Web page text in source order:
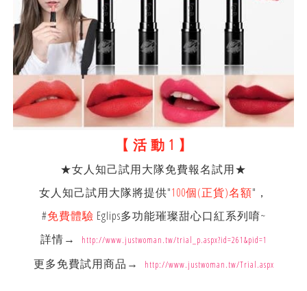
【 活 動 1 】
★女人知己試用大隊免費報名試用★
女人知己試用大隊將提供"100個(正貨)名額"，
#免費體驗 Eglips多功能璀璨甜心口紅系列唷~
詳情→
http://www.justwoman.tw/trial_p.aspx?id=261&pid=1
更多免費試用商品→ http://www.justwoman.tw/Trial.aspx